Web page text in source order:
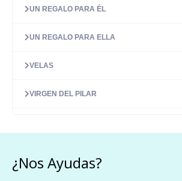
UN REGALO PARA ÉL
UN REGALO PARA ELLA
VELAS
VIRGEN DEL PILAR
¿Nos Ayudas?